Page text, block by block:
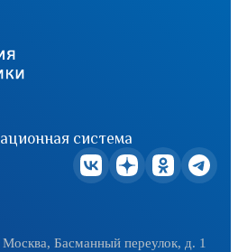
система
Басманный переулок, д. 1